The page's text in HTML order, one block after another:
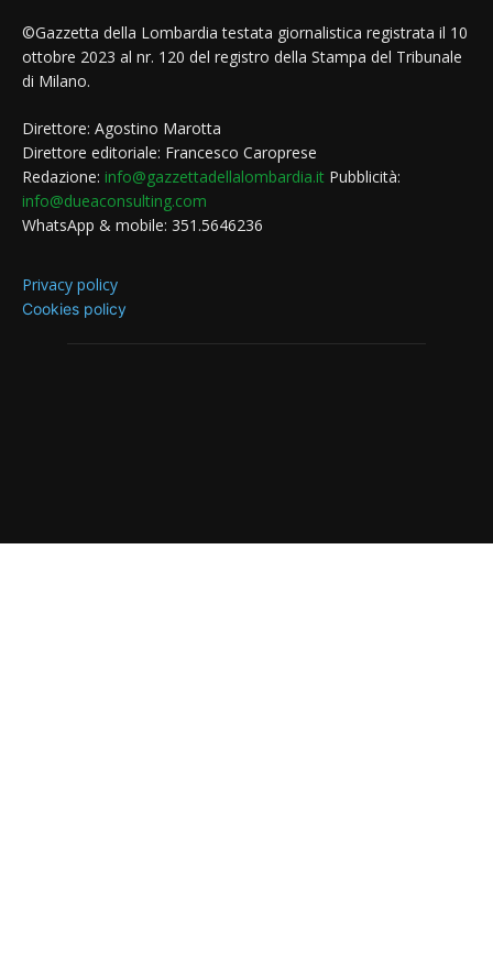
©Gazzetta della Lombardia testata giornalistica registrata il 10
ottobre 2023 al nr. 120 del registro della Stampa del Tribunale
di Milano.
Direttore: Agostino Marotta
Direttore editoriale: Francesco Caroprese
Redazione: info@gazzettadellalombardia.it Pubblicità:
info@dueaconsulting.com
WhatsApp & mobile: 351.5646236
Privacy policy
Cookies policy